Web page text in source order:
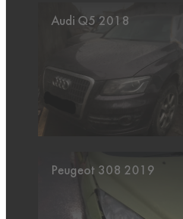
Audi Q5 2018
Peugeot 308 2019